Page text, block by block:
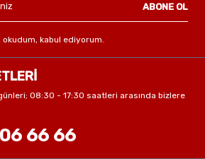
08:30 - 17:30 saatleri arasında bizlere
66 66
ABONE OL
okudum, kabul ediyorum.